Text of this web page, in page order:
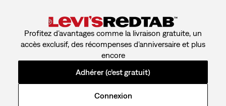
Profitez d’avantages comme la livraison gratuite, un
accès exclusif, des récompenses d’anniversaire et plus
encore
Adhérer (c’est gratuit)
Connexion